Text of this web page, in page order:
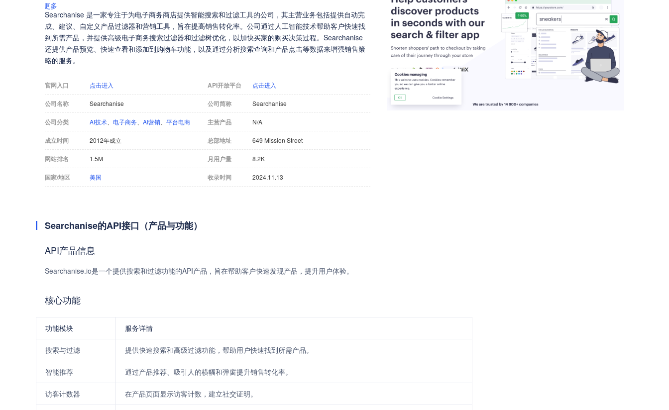
更多
Searchanise 是一家专注于为电子商务商店提供智能搜索和过滤工具的公司，其主营业务包括提供自动完
成、建议、自定义产品过滤器和营销工具，旨在提高销售转化率。公司通过人工智能技术帮助客户快速找
到所需产品，并提供高级电子商务搜索过滤器和过滤树优化，以加快买家的购买决策过程。Searchanise
还提供产品预览、快速查看和添加到购物车功能，以及通过分析搜索查询和产品点击等数据来增强销售策
略的服务。
官网入口 点击进入 API开放平台 点击进入
公司名称 Searchanise 公司简称 Searchanise
公司分类 AI技术 电子商务 AI营销 平台电商 主营产品 N/A
成立时间 2012年成立 总部地址 649 Mission Street
网站排名 1.5M 月用户量 8.2K
国家/地区 美国 收录时间 2024.11.13
Searchanise的API接口（产品与功能）
API产品信息
Searchanise.io是一个提供搜索和过滤功能的API产品，旨在帮助客户快速发现产品，提升用户体验。
核心功能
功能模块 服务详情
搜索与过滤 提供快速搜索和高级过滤功能，帮助用户快速找到所需产品。
智能推荐 通过产品推荐、吸引人的横幅和弹窗提升销售转化率。
访客计数器 在产品页面显示访客计数，建立社交证明。